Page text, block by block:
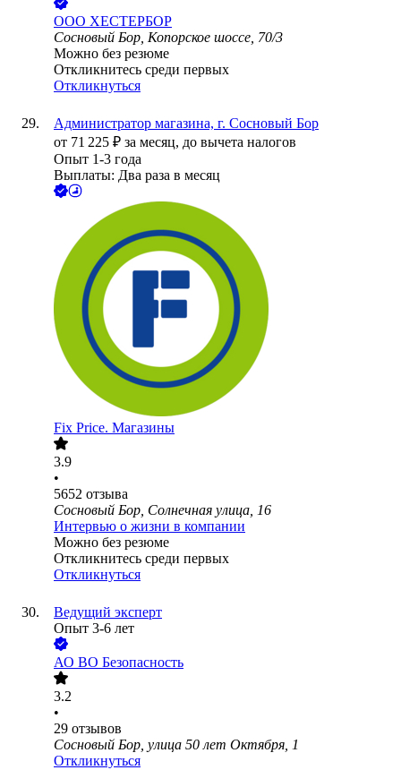
ООО ХЕСТЕРБОР
Сосновый Бор, Копорское шоссе, 70/3
Можно без резюме
Откликнитесь среди первых
Откликнуться
Администратор магазина, г. Сосновый Бор
от 71 225 ₽ за месяц, до вычета налогов
Опыт 1-3 года
Выплаты: Два раза в месяц
Fix Price. Магазины
3.9
•
5652 отзыва
Сосновый Бор, Солнечная улица, 16
Интервью о жизни в компании
Можно без резюме
Откликнитесь среди первых
Откликнуться
Ведущий эксперт
Опыт 3-6 лет
АО ВО Безопасность
3.2
•
29 отзывов
Сосновый Бор, улица 50 лет Октября, 1
Откликнуться